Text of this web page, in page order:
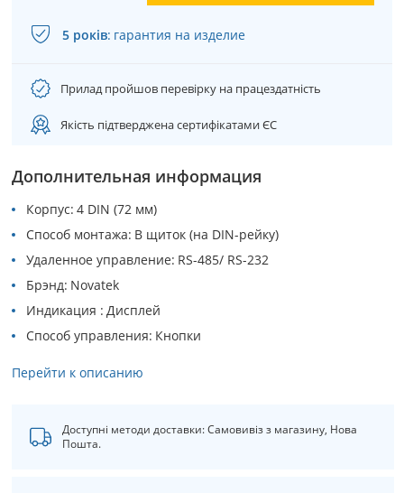
5 років: гарантия на изделие
Прилад пройшов перевірку на працездатність
Якість підтверджена сертифікатами ЄС
Дополнительная информация
Корпус 4 DIN (72 мм)
Способ монтажа В щиток (на DIN-рейку)
Удаленное управление RS-485/ RS-232
Брэнд Novatek
Индикация
Дисплей
Способ управления Кнопки
Перейти к описанию
Доступні методи доставки: Самовивіз з магазину, Нова
Пошта.